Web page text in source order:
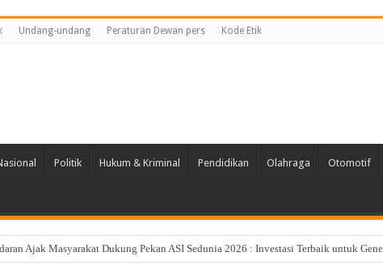
Undang-undang Peraturan Dewan pers Kode Etik
Politik Hukum & Kriminal Pendidikan Olahraga Otomotif
Ajak Masyarakat Dukung Pekan ASI Sedunia 2026 : Investasi Terbaik untuk